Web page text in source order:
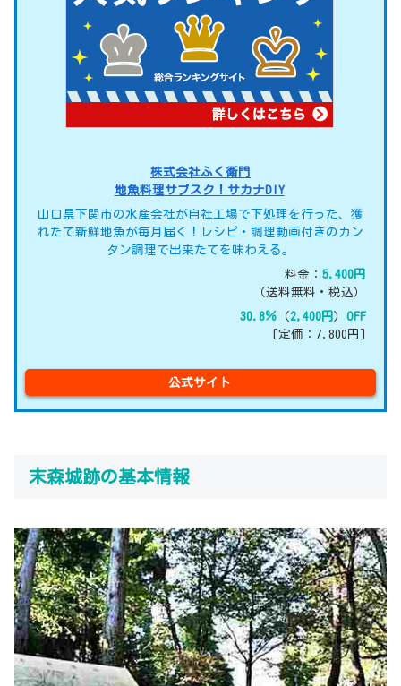
株式会社ふく衛門
地魚料理サブスク！サカナDIY
山口県下関市の水産会社が自社工場で下処理を行った、獲
れたて新鮮地魚が毎月届く！レシピ・調理動画付きのカン
タン調理で出来たてを味わえる。
料金：5,400円
（送料無料・税込）
30.8％
（2,400円）OFF
[定価：7,800円]
公式サイト
末森城跡の基本情報